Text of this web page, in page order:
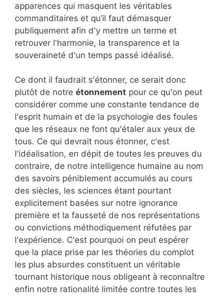
apparences qui masquent les véritables
commanditaires et qu’il faut démasquer
publiquement afin d'y mettre un terme et
retrouver l'harmonie, la transparence et la
souveraineté d'un temps passé idéalisé.
Ce dont il faudrait s'étonner, ce serait donc
plutôt de notre étonnement pour ce qu'on peut
considérer comme une constante tendance de
l'esprit humain et de la psychologie des foules
que les réseaux ne font qu'étaler aux yeux de
tous. Ce qui devrait nous étonner, c'est
l'idéalisation, en dépit de toutes les preuves du
contraire, de notre intelligence humaine au nom
des savoirs péniblement accumulés au cours
des siècles, les sciences étant pourtant
explicitement basées sur notre ignorance
première et la fausseté de nos représentations
ou convictions méthodiquement réfutées par
l'expérience. C'est pourquoi on peut espérer
que la place prise par les théories du complot
les plus absurdes constituent un véritable
tournant historique nous obligeant à reconnaître
enfin notre rationalité limitée contre toutes les